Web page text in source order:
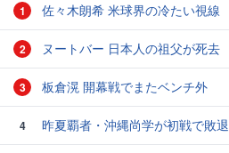
1 佐々木朗希 米球界の冷たい視線
2 ヌートバー 日本人の祖父が死去
3 板倉滉 開幕戦でまたベンチ外
4 昨夏覇者・沖縄尚学が初戦で敗退